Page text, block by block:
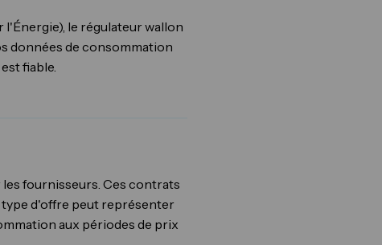
le régulateur wallon
données de consommation
fiable.
fournisseurs. Ces contrats
d'offre peut représenter
aux périodes de prix